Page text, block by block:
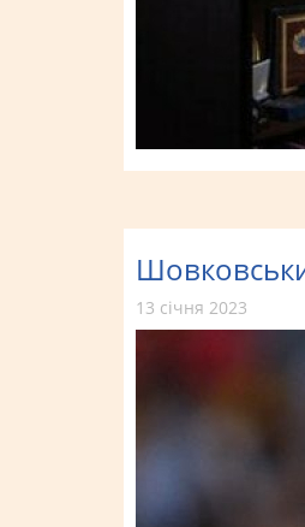
13 січня 2023